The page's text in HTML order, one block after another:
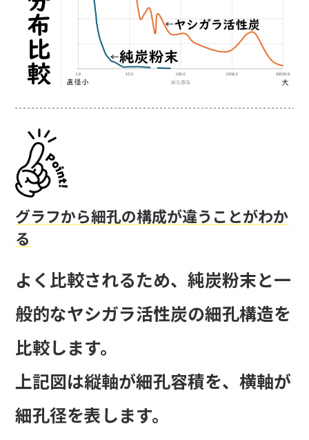
グラフから細孔の構成が違うことがわか
る
よく比較されるため、純炭粉末と一
般的なヤシガラ活性炭の細孔構造を
比較します。
上記図は縦軸が細孔容積を、横軸が
細孔径を表します。